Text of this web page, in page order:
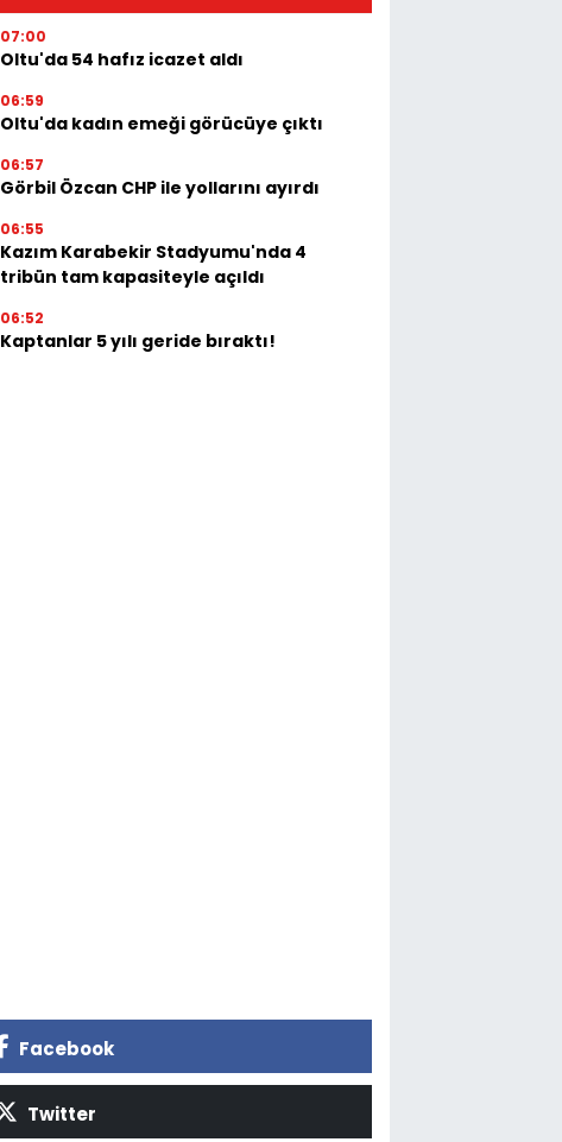
07:00
Oltu'da 54 hafız icazet aldı
06:59
Oltu'da kadın emeği görücüye çıktı
06:57
Görbil Özcan CHP ile yollarını ayırdı
06:55
Kazım Karabekir Stadyumu'nda 4
tribün tam kapasiteyle açıldı
06:52
Kaptanlar 5 yılı geride bıraktı!
Facebook
Twitter